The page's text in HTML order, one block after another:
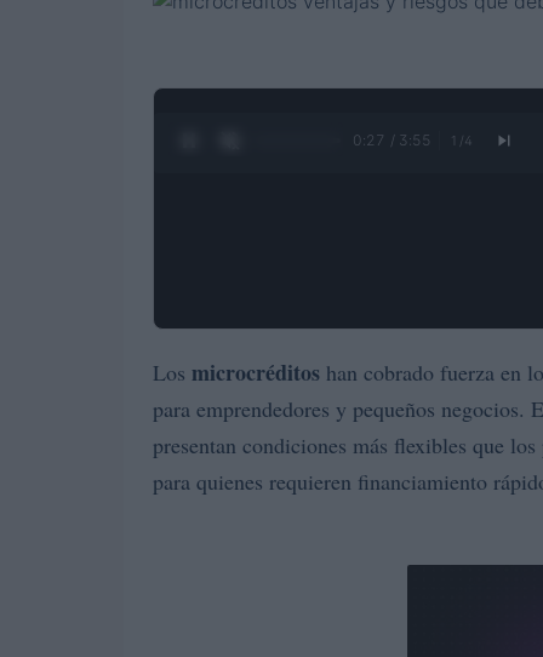
0:28 / 3:55 1 /4
Los microcréditos han cobrado fuerza en
para emprendedores y pequeños negocios.
presentan condiciones más flexibles que
para quienes requieren financiamiento